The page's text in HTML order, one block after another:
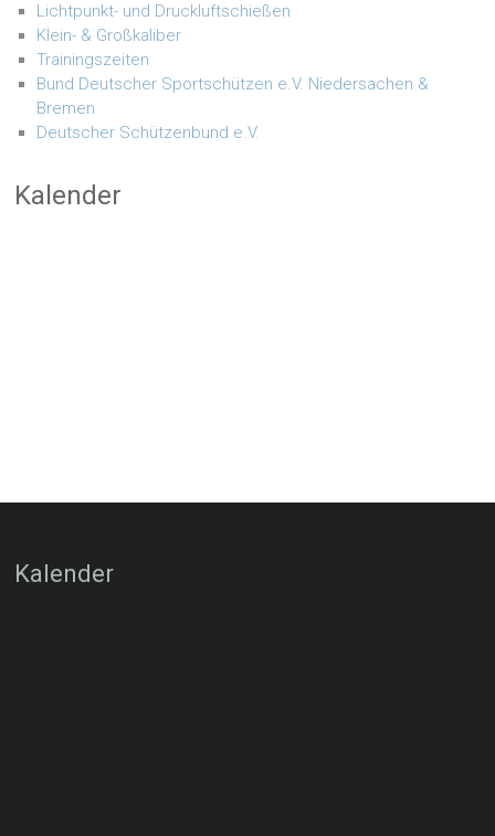
Lichtpunkt- und Druckluftschießen
Klein- & Großkaliber
Trainingszeiten
Bund Deutscher Sportschützen e.V. Niedersachen &
Bremen
Deutscher Schützenbund e.V.
Kalender
Kalender